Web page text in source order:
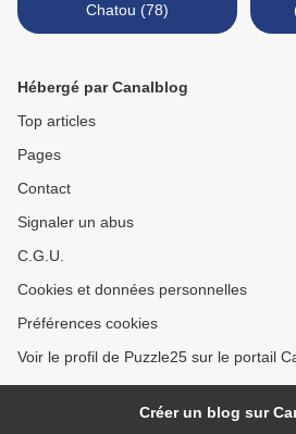
Chatou (78)
Hébergé par Canalblog
Top articles
Pages
Contact
Signaler un abus
C.G.U.
Cookies et données personnelles
Préférences cookies
Voir le profil de Puzzle25 sur le portail
Créer un blog sur